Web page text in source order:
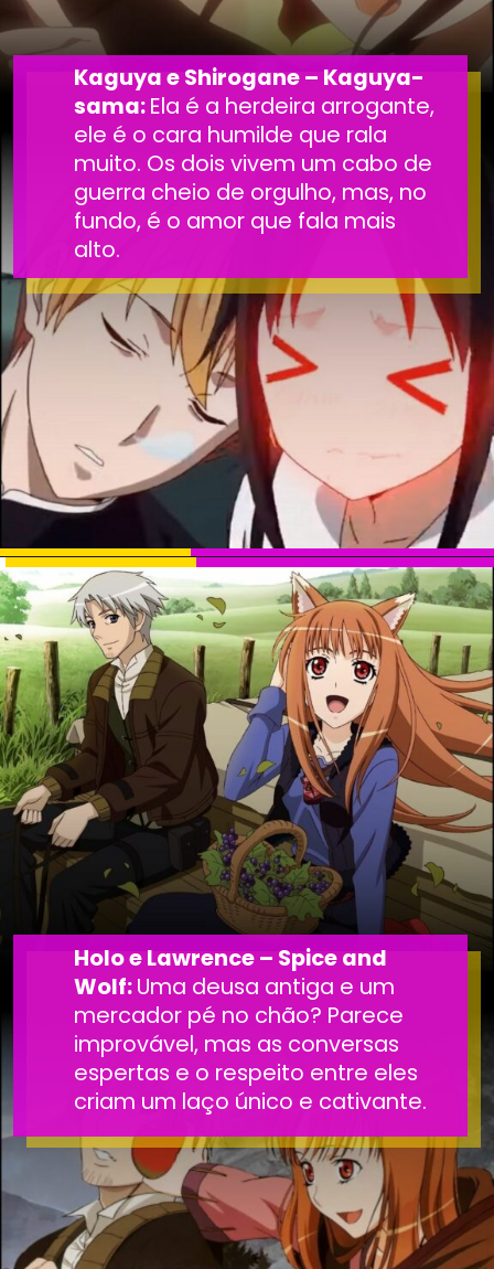
Kaguya e Shirogane – Kaguya-
sama:Ela é a herdeira arrogante,
ele é o cara humilde que rala
muito. Os dois vivem um cabo de
guerra cheio de orgulho, mas, no
fundo, é o amor que fala mais
alto.
Holo e Lawrence – Spice and
Wolf:Uma deusa antiga e um
mercador pé no chão? Parece
improvável, mas as conversas
espertas e o respeito entre eles
criam um laço único e cativante.